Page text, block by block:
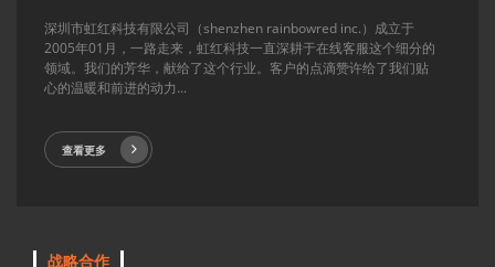
深圳市虹红科技有限公司（shenzhen rainbowred inc.）成立于
2005年01月，一路走来，虹红科技一直深耕于在线客服这个细分的
领域。我们的芳华，献给了这个行业。客户的点滴赞许给了我们贴
心的温暖和前进的动力...
查看更多
战略合作